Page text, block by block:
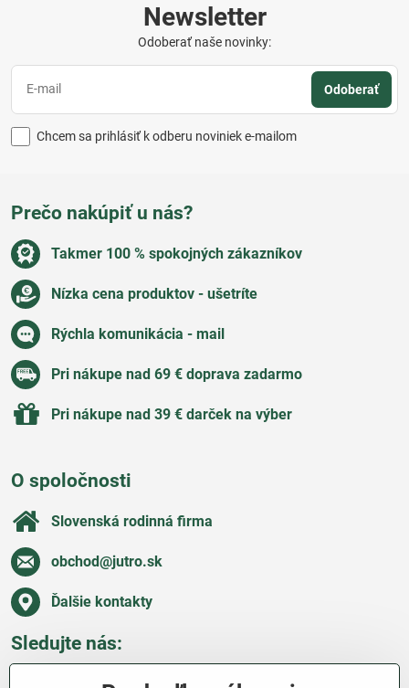
Newsletter
Odoberať naše novinky:
Odoberať
Chcem sa prihlásiť k odberu noviniek e-mailom
Prečo nakúpiť u nás?
Takmer 100 % spokojných zákazníkov
Nízka cena produktov - ušetríte
Rýchla komunikácia - mail
Pri nákupe nad 69 € doprava zadarmo
Pri nákupe nad 39 € darček na výber
O spoločnosti
Slovenská rodinná firma
obchod​@jutro​.sk
Ďalšie kontakty
Sledujte nás: